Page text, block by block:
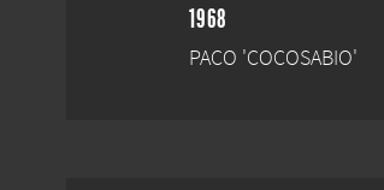
1968
PACO 'COCOSABIO'